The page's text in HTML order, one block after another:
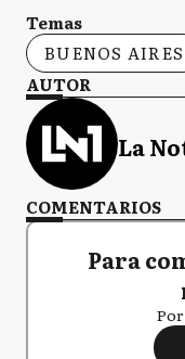
Temas
BUENOS AIRES
AUTOR
La
COMENTARIOS
Para